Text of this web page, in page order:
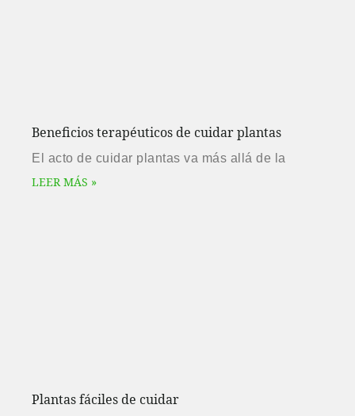
Beneficios terapéuticos de cuidar plantas
El acto de cuidar plantas va más allá de la
LEER MÁS »
Plantas fáciles de cuidar